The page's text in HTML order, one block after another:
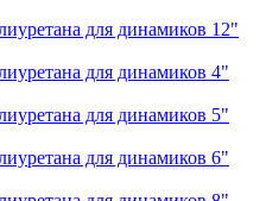
для динамиков 12"
для динамиков 4"
для динамиков 5"
для динамиков 6"